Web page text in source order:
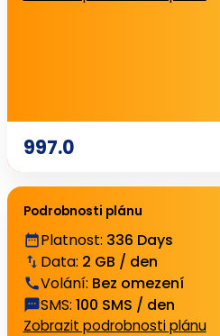
997.0
Podrobnosti plánu
Platnost: 336 Days
Data: 2 GB / den
Volání: Bez omezení
SMS: 100 SMS / den
Zobrazit podrobnosti plánu